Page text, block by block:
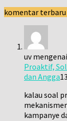
komentar terbaru
uvmengenai
Proaktif,
dan Angga
kalau soal
kampanye